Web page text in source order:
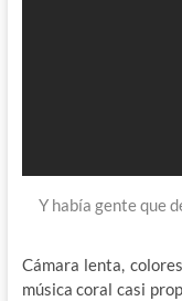
Y había gente que
Cámara lenta,
música coral casi